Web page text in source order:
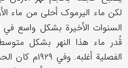
لکن ماء الیرموک أحلی من ماء
السنوات الأخیرة بشکل واسع في